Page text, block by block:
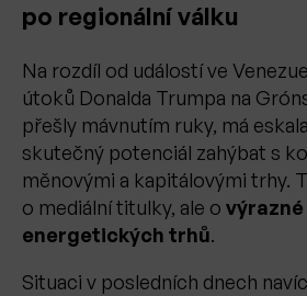
po regionální válku
Na rozdíl od událostí ve
útoků Donalda Trumpa na
přešly mávnutím ruky, má
skutečný potenciál zahýbat s
měnovými a kapitálovými trhy.
o mediální titulky, ale o
energetických trhů.
Situaci v posledních dnech